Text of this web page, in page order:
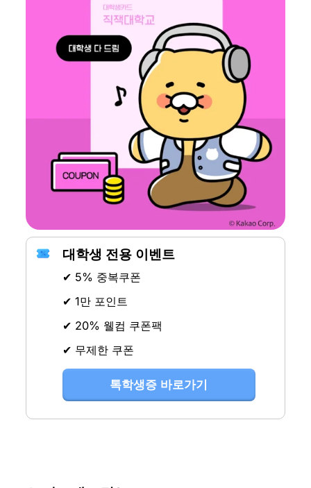
대학생 전용 이벤트
✔ 5% 중복쿠폰
✔ 1만 포인트
✔ 20% 웰컴 쿠폰팩
✔ 무제한 쿠폰
톡학생증 바로가기